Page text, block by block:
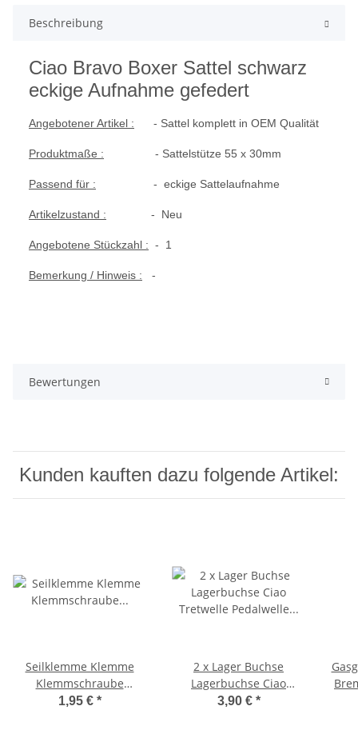
Beschreibung
Ciao Bravo Boxer Sattel schwarz
eckige Aufnahme gefedert
Angebotener Artikel : - Sattel komplett in OEM Qualität
Produktmaße : - Sattelstütze 55 x 30mm
Passend für : - eckige Sattelaufnahme
Artikelzustand : - Neu
Angebotene Stückzahl : - 1
Bemerkung / Hinweis : -
Bewertungen
Kunden kauften dazu folgende Artikel:
Seilklemme Klemme
Klemmschraube
BremszugKlemmplättchen
1,95 € *
2 x Lager Buchse
Lagerbuchse Ciao
Tretwelle Pedalwelle
3,90 € *